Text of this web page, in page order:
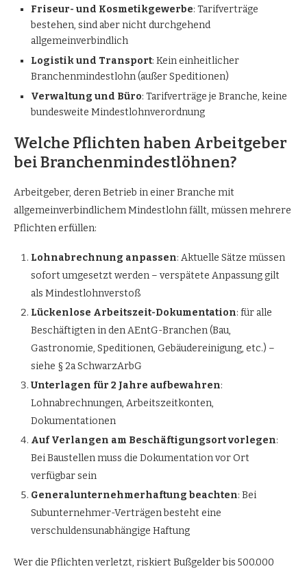
Friseur- und Kosmetikgewerbe: Tarifverträge
bestehen, sind aber nicht durchgehend
allgemeinverbindlich
Logistik und Transport: Kein einheitlicher
Branchenmindestlohn (außer Speditionen)
Verwaltung und Büro: Tarifverträge je Branche, keine
bundesweite Mindestlohnverordnung
Welche Pflichten haben Arbeitgeber
bei Branchenmindestlöhnen?
Arbeitgeber, deren Betrieb in einer Branche mit
allgemeinverbindlichem Mindestlohn fällt, müssen mehrere
Pflichten erfüllen:
Lohnabrechnung anpassen: Aktuelle Sätze müssen
sofort umgesetzt werden – verspätete Anpassung gilt
als Mindestlohnverstoß
Lückenlose Arbeitszeit-Dokumentation: für alle
Beschäftigten in den AEntG-Branchen (Bau,
Gastronomie, Speditionen, Gebäudereinigung, etc.) –
siehe § 2a SchwarzArbG
Unterlagen für 2 Jahre aufbewahren:
Lohnabrechnungen, Arbeitszeitkonten,
Dokumentationen
Auf Verlangen am Beschäftigungsort vorlegen:
Bei Baustellen muss die Dokumentation vor Ort
verfügbar sein
Generalunternehmerhaftung beachten: Bei
Subunternehmer-Verträgen besteht eine
verschuldensunabhängige Haftung
Wer die Pflichten verletzt, riskiert Bußgelder bis 500.000